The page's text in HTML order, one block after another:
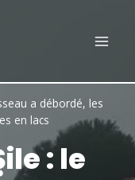
a débordé, les
en lacs
: le